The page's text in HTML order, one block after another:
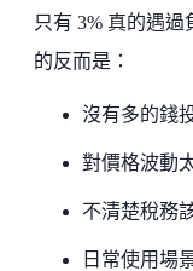
只有 3% 真的遇
的反而是：
沒有多的錢
對價格波動
不清楚稅務
日常使用場